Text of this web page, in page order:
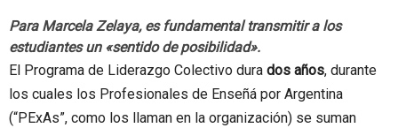
Para Marcela Zelaya, es fundamental transmitir a los
estudiantes un «sentido de posibilidad».
El Programa de Liderazgo Colectivo dura dos años, durante
los cuales los Profesionales de Enseñá por Argentina
(“PExAs”, como los llaman en la organización) se suman